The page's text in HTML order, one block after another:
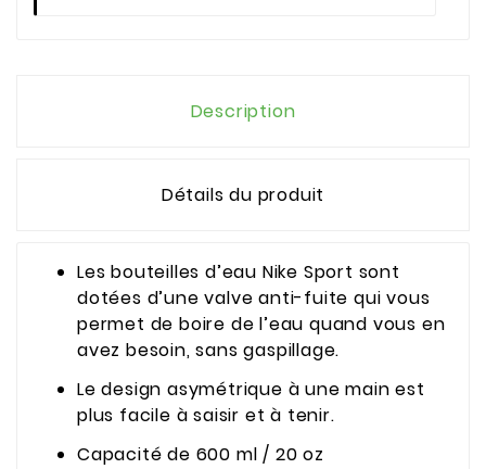
Description
Détails du produit
Les bouteilles d’eau Nike Sport sont
dotées d’une valve anti-fuite qui vous
permet de boire de l’eau quand vous en
avez besoin, sans gaspillage.
Le design asymétrique à une main est
plus facile à saisir et à tenir.
Capacité de 600 ml / 20 oz